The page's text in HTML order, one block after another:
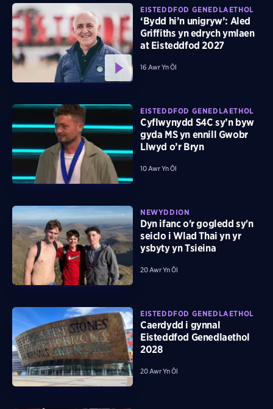
EISTEDDFOD GENEDLAETHOL
‘Bydd hi’n unigryw’: Aled
Griffiths yn edrych ymlaen
at Eisteddfod 2027
16 Awr Yn Ôl
EISTEDDFOD GENEDLAETHOL
Cyflwynydd S4C sy’n byw
gyda MS yn ennill Gwobr
Llwyd o’r Bryn
10 Awr Yn Ôl
NEWYDDION
Dyn ifanc o'r gogledd sy'n
seiclo i Wlad Thai yn yr
ysbyty yn Tsieina
20 Awr Yn Ôl
EISTEDDFOD GENEDLAETHOL
Caerdydd i gynnal
Eisteddfod Genedlaethol
2028
20 Awr Yn Ôl